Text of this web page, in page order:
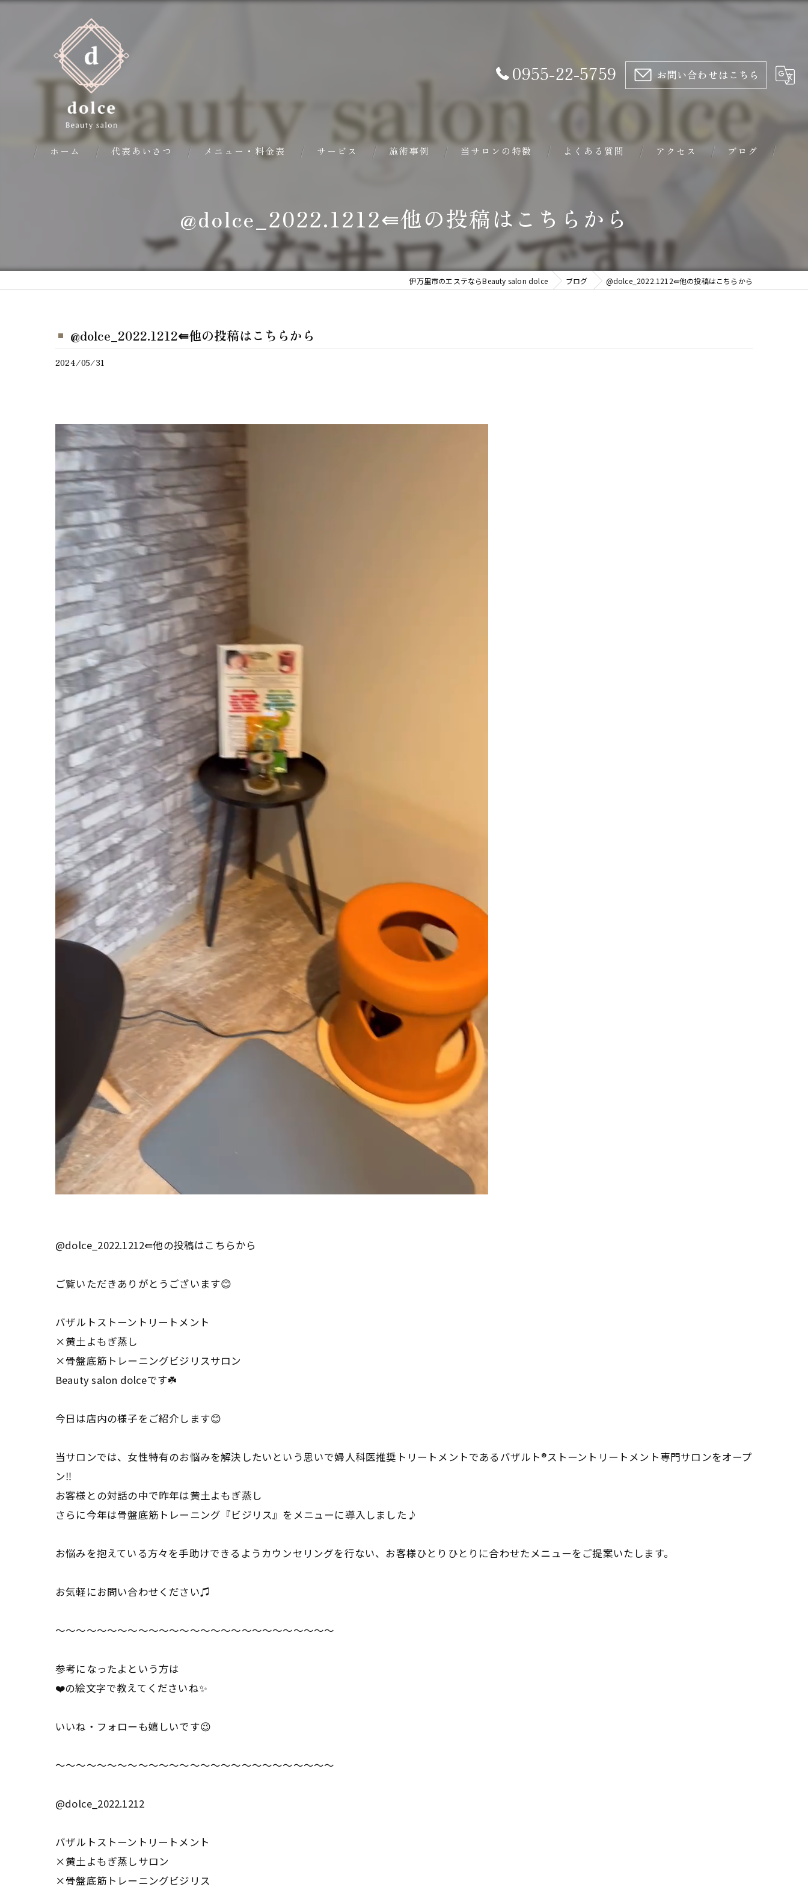
0955-22-5759 お問い合わせはこちら
ホーム 代表あいさつ メニュー・料金表 サービス 施術事例 当サロンの特徴
ヘッドスパ
フェイシャル
デコルテ
よくある質問 アクセス ブログ
@dolce_2022.1212⇚他の投稿はこちらから
伊万里市のエステならBeauty salon dolce ブログ @dolce_2022.1212⇚他の投稿はこちらから
@dolce_2022.1212⇚他の投稿はこちらから
2024/05/31
@dolce_2022.1212⇚他の投稿はこちらから
ご覧いただきありがとうございます😊
バザルトストーントリートメント
×黄土よもぎ蒸し
×骨盤底筋トレーニングビジリスサロン
Beauty salon dolceです☘️
今日は店内の様子をご紹介します😊
当サロンでは、女性特有のお悩みを解決したいという思いで婦人科医推奨トリートメントであるバザルト®︎ストーントリートメント専門サロンをオープ
ン‼︎
お客様との対話の中で昨年は黄土よもぎ蒸し
さらに今年は骨盤底筋トレーニング『ビジリス』をメニューに導入しました♪
お悩みを抱えている方々を手助けできるようカウンセリングを行ない、お客様ひとりひとりに合わせたメニューをご提案いたします。
お気軽にお問い合わせください♫
～～～～～～～～～～～～～～～～～～～～～～～～～～～
参考になったよという方は
❤️の絵文字で教えてくださいね✨
いいね・フォローも嬉しいです😉
～～～～～～～～～～～～～～～～～～～～～～～～～～～
@dolce_2022.1212
バザルトストーントリートメント
×黄土よもぎ蒸しサロン
×骨盤底筋トレーニングビジリス